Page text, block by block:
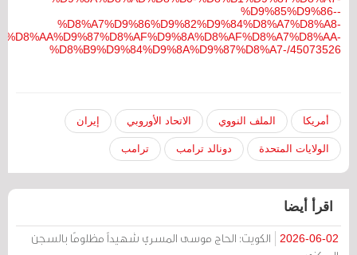
%D9%85%D9%86--
%D8%A7%D9%86%D9%82%D9%84%D8%A7%D8%A8-
%D8%B9%D9%84%D9%8A%D9%87%D8%A7-/45073526
أمريكا الملف النووي الاتحاد الأوروبي إيران
الولايات المتحدة دونالد ترامب ترامب
اقرأ أيضا
2026-06-02
الكويت: الحاج موسى المسري شهيداً مظلومًا بالسجن